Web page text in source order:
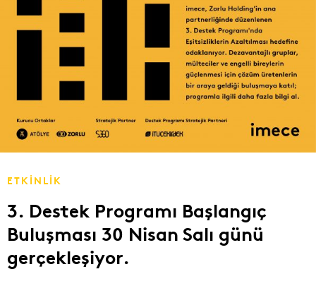
ETKİNLİK
3. Destek Programı Başlangıç
Buluşması 30 Nisan Salı günü
gerçekleşiyor.